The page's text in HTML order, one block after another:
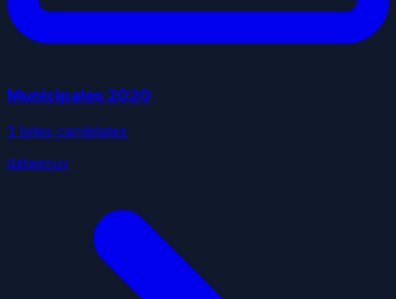
Municipales 2020
3 listes candidates
datagouv